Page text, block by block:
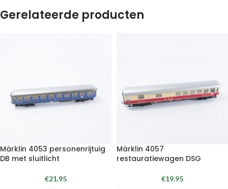
Gerelateerde producten
Märklin 4053 personenrijtuig
DB met sluitlicht
€21.95
Märklin 4057
restauratiewagen DSG
€19.95